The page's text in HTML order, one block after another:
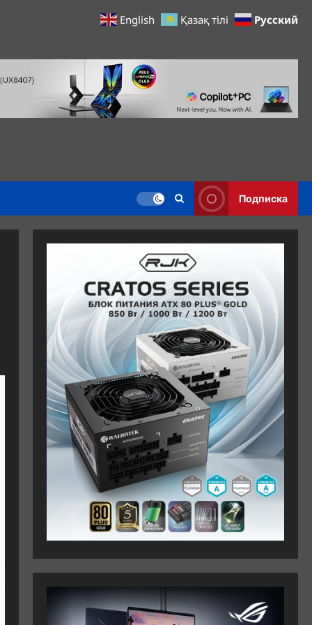
Подписка
English Қазақ тілі Русский